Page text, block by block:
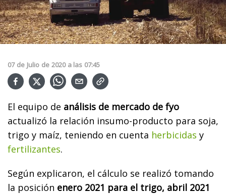
07 de Julio de 2020 a las 07:45
El equipo de análisis de mercado de fyo
actualizó la relación insumo-producto para soja,
trigo y maíz, teniendo en cuenta herbicidas y
fertilizantes.
Según explicaron, el cálculo se realizó tomando
la posición enero 2021 para el trigo, abril 2021